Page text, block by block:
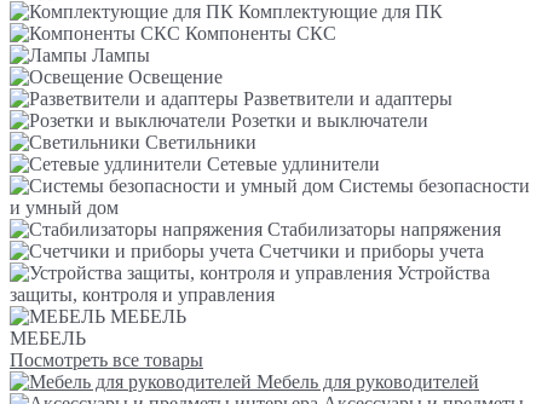
Комплектующие для ПК
Компоненты СКС
Лампы
Освещение
Разветвители и адаптеры
Розетки и выключатели
Светильники
Сетевые удлинители
Системы безопасности
и умный дом
Стабилизаторы напряжения
Счетчики и приборы учета
Устройства
защиты, контроля и управления
МЕБЕЛЬ
МЕБЕЛЬ
Посмотреть все товары
Мебель для руководителей